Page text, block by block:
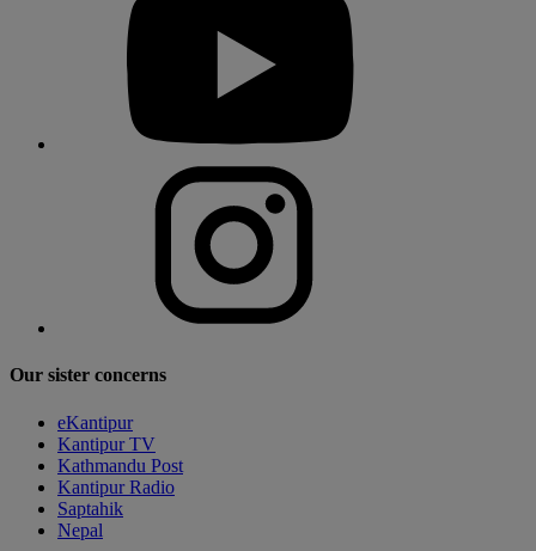
Our sister concerns
eKantipur
Kantipur TV
Kathmandu Post
Kantipur Radio
Saptahik
Nepal